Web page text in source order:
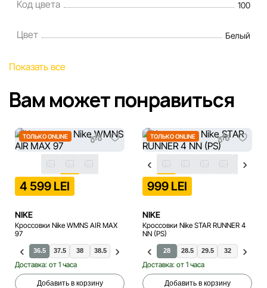
Код цвета 100
Цвет Белый
Показать все
Вам может понравиться
ТОЛЬКО ONLINE
4 599 LEI
NIKE
Кроссовки Nike WMNS AIR MAX
97
36.5 37.5 38 38.5 39 40.5
Доставка: от 1 часа
Добавить в корзину
ТОЛЬКО ONLINE
999 LEI
NIKE
Кроссовки Nike STAR RUNNER 4
NN (PS)
28 28.5 29.5 32 33
Доставка: от 1 часа
Добавить в корзину
28 29